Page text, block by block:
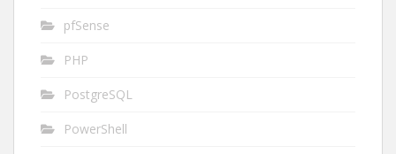
pfSense
PHP
PostgreSQL
PowerShell